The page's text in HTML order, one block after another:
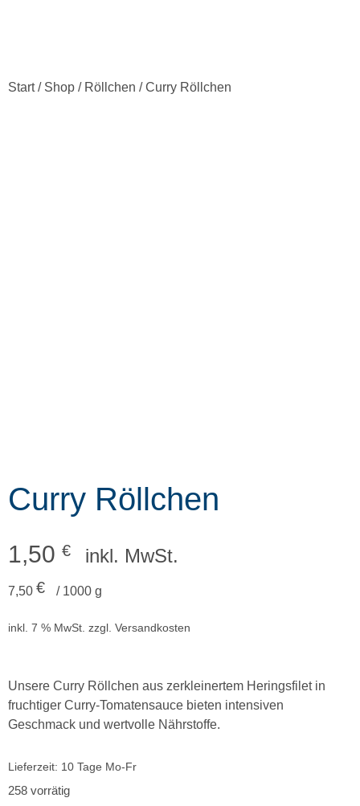
Start/ Shop / Röllchen / Curry Röllchen
Curry Röllchen
1,50 € inkl. MwSt.
7,50 € / 1000 g
inkl. 7 % MwSt. zzgl. Versandkosten
Unsere Curry Röllchen aus zerkleinertem Heringsfilet in
fruchtiger Curry-Tomatensauce bieten intensiven
Geschmack und wertvolle Nährstoffe.
Lieferzeit: 10 Tage Mo-Fr
258 vorrätig